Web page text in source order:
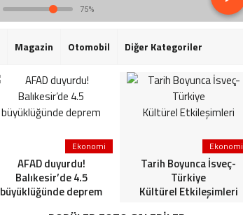
75%
Magazin Otomobil Diğer Kategoriler
Ekonomi
AFAD duyurdu!
Balıkesir’de 4.5
büyüklüğünde deprem
Ekonomi
Tarih Boyunca İsveç-
Türkiye
Kültürel Etkileşimleri